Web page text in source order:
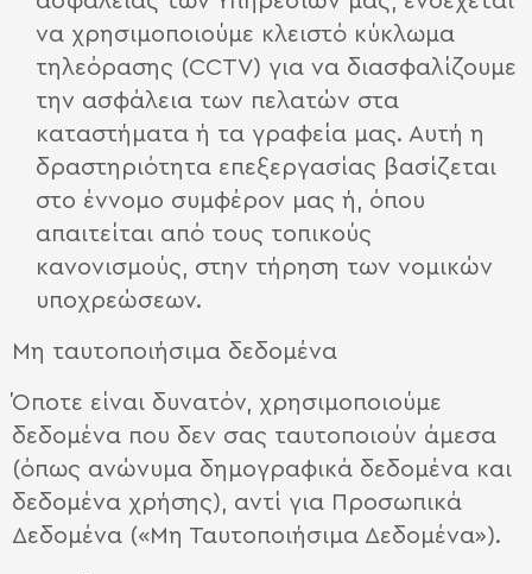
να χρησιμοποιούμε κλειστό κύκλωμα
τηλεόρασης (CCTV) για να διασφαλίζουμε
την ασφάλεια των πελατών στα
καταστήματα ή τα γραφεία μας. Αυτή η
δραστηριότητα επεξεργασίας βασίζεται
στο έννομο συμφέρον μας ή, όπου
απαιτείται από τους τοπικούς
κανονισμούς, στην τήρηση των νομικών
υποχρεώσεων.
Μη ταυτοποιήσιμα δεδομένα
Όποτε είναι δυνατόν, χρησιμοποιούμε
δεδομένα που δεν σας ταυτοποιούν άμεσα
(όπως ανώνυμα δημογραφικά δεδομένα και
δεδομένα χρήσης), αντί για Προσωπικά
Δεδομένα («Μη Ταυτοποιήσιμα Δεδομένα»).